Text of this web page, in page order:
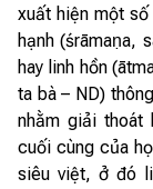
xuất hiện một
hạnh (śrāmaṇa,
hay linh hồn
ta bà – ND)
nhằm giải
cuối cùng của
siêu việt, ở đó